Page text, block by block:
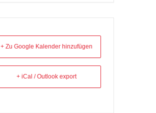
+ Zu Google Kalender hinzufügen
+ iCal / Outlook export